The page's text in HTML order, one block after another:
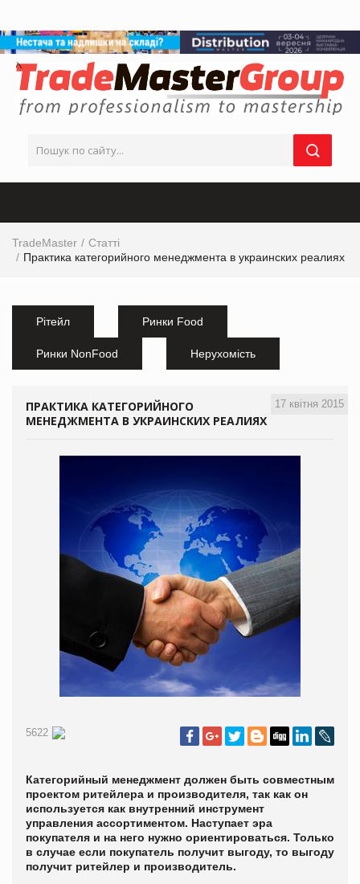
TradeMaster
Статті
Практика категорийного менеджмента в украинских реалиях
Рітейл Ринки Food
Ринки NonFood Нерухомість
17 квітня 2015
ПРАКТИКА КАТЕГОРИЙНОГО
МЕНЕДЖМЕНТА В УКРАИНСКИХ РЕАЛИЯХ
5622
Категорийный менеджмент должен быть совместным
проектом ритейлера и производителя, так как он
используется как внутренний инструмент
управления ассортиментом. Наступает эра
покупателя и на него нужно ориентироваться. Только
в случае если покупатель получит выгоду, то выгоду
получит ритейлер и производитель.